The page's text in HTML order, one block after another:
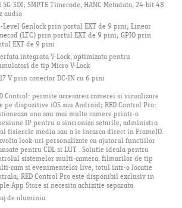
SDI; SMPTE Timecode, HANC Metadata, 24-bit 48
audio
Genlock prin portul EXT de 9 pini; Linear
(LTC) prin portul EXT de 9 pini; GPIO prin
EXT de 9 pini
integrata V-Lock, optimizata pentru
de tip Micro V-Lock
V prin conector DC-IN cu 6 pini
Control: permite accesarea camerei si vizualizare
pe dispozitive iOS sau Android; RED Control Pro:
una sau mai multe camere printr-o
IP pentru a sincroniza setarile, administra
fisierele media sau a le incarca direct in FrameIO.
look-uri personalizate cu ajutorul functiilor
pentru CDL si LUT . Solutie ideala pentru
sistemelor multi-camera, filmarilor de tip
cam si evenimentelor live, totul intr-o locatie
RED Control Pro este disponibil exclusiv in
App Store si necesita achizitie separata.
de aluminiu